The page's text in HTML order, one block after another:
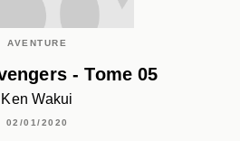
AVENTURE
- Tome 05
Ken Wakui
02/01/2020